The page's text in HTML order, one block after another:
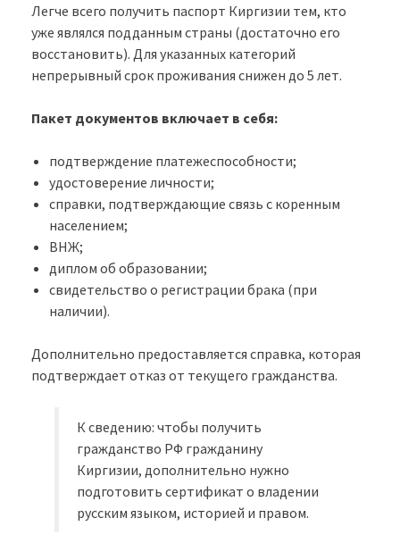
Легче всего получить паспорт Киргизии тем, кто
уже являлся подданным страны (достаточно его
восстановить). Для указанных категорий
непрерывный срок проживания снижен до 5 лет.
Пакет документов включает в себя:
подтверждение платежеспособности;
удостоверение личности;
справки, подтверждающие связь с коренным
населением;
ВНЖ;
диплом об образовании;
свидетельство о регистрации брака (при
наличии).
Дополнительно предоставляется справка, которая
подтверждает отказ от текущего гражданства.
К сведению: чтобы получить
гражданство РФ гражданину
Киргизии, дополнительно нужно
подготовить сертификат о владении
русским языком, историей и правом.